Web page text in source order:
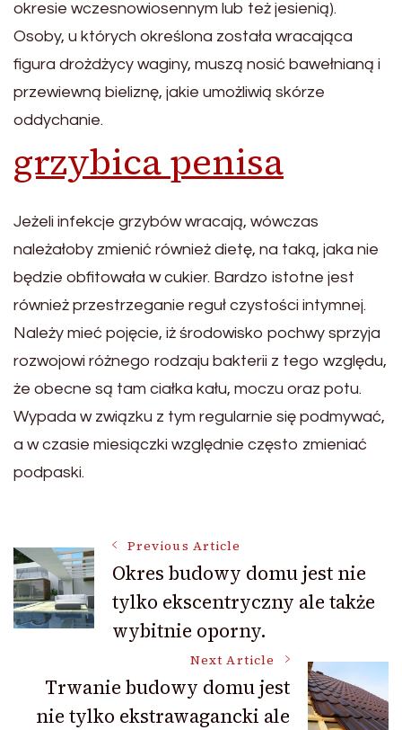
okresie wczesnowiosennym lub też jesienią).
Osoby, u których określona została wracająca
figura drożdżycy waginy, muszą nosić bawełnianą i
przewiewną bieliznę, jakie umożliwią skórze
oddychanie.
grzybica penisa
Jeżeli infekcje grzybów wracają, wówczas
należałoby zmienić również dietę, na taką, jaka nie
będzie obfitowała w cukier. Bardzo istotne jest
również przestrzeganie reguł czystości intymnej.
Należy mieć pojęcie, iż środowisko pochwy sprzyja
rozwojowi różnego rodzaju bakterii z tego względu,
że obecne są tam ciałka kału, moczu oraz potu.
Wypada w związku z tym regularnie się podmywać,
a w czasie miesiączki względnie często zmieniać
podpaski.
Post
Navigation
Previous Article
Okres budowy domu jest nie
tylko ekscentryczny ale także
wybitnie oporny.
Next Article
Trwanie budowy domu jest
nie tylko ekstrawagancki ale